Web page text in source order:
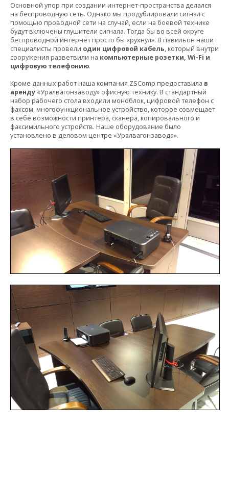
Основной упор при создании интернет-пространства делался
на беспроводную сеть. Однако мы продублировали сигнал с
помощью проводной сети на случай, если на боевой технике
будут включены глушители сигнала. Тогда бы во всей округе
беспроводной интернет просто бы «рухнул». В павильон наши
специалисты провели один цифровой кабель, который внутри
сооружения разветвили на компьютерные розетки, Wi-Fi и
цифровую телефонию.
Кроме данных работ наша компания ZSComp предоставила в
аренду «Уралвагонзаводу» офисную технику. В стандартный
набор рабочего стола входили моноблок, цифровой телефон с
факсом, многофункциональное устройство, которое совмещает
в себе возможности принтера, сканера, копировального и
факсимильного устройств. Наше оборудование было
установлено в деловом центре «Уралвагонзавода».